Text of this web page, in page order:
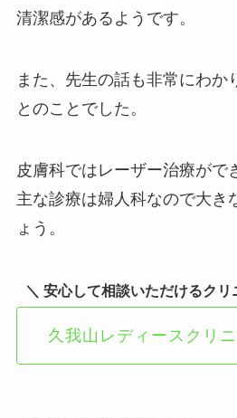
清潔感があるようです。
また、先生の話も非常にわか
とのことでした。
皮膚科ではレーザー治療がで
主な診療は婦人科なので大き
ょう。
＼ 安心して相談いただけるク
久我山レディースクリ